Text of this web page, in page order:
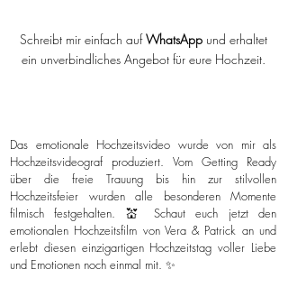
Schreibt mir einfach aufWhatsAppund erhaltet
ein unverbindliches Angebot für eure Hochzeit.
Das emotionale Hochzeitsvideo wurde von mir als
Hochzeitsvideograf produziert. Vom Getting Ready
über die freie Trauung bis hin zur stilvollen
Hochzeitsfeier wurden alle besonderen Momente
filmisch festgehalten. 💒 Schaut euch jetzt den
emotionalen Hochzeitsfilm von Vera & Patrick an und
erlebt diesen einzigartigen Hochzeitstag voller Liebe
und Emotionen noch einmal mit. ✨